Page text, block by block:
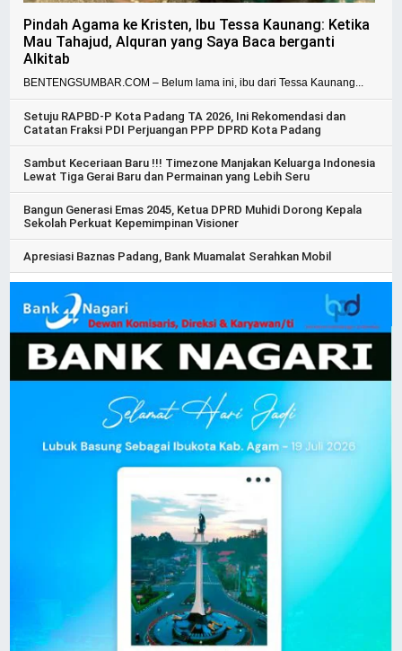
Pindah Agama ke Kristen, Ibu Tessa Kaunang: Ketika
Mau Tahajud, Alquran yang Saya Baca berganti
Alkitab
BENTENGSUMBAR.COM – Belum lama ini, ibu dari Tessa Kaunang...
Setuju RAPBD-P Kota Padang TA 2026, Ini Rekomendasi dan
Catatan Fraksi PDI Perjuangan PPP DPRD Kota Padang
Sambut Keceriaan Baru !!! Timezone Manjakan Keluarga Indonesia
Lewat Tiga Gerai Baru dan Permainan yang Lebih Seru
Bangun Generasi Emas 2045, Ketua DPRD Muhidi Dorong Kepala
Sekolah Perkuat Kepemimpinan Visioner
Apresiasi Baznas Padang, Bank Muamalat Serahkan Mobil